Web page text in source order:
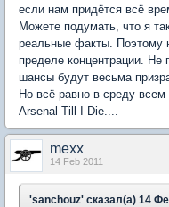
если нам придётся всё
Можете подумать, что я
реальные факты. Поэтому
пределе концентрации.
шансы будут весьма
Но всё равно в среду
Arsenal Till I Die....
mexx
14 Feb 2011
'sanchouz' сказал(а) 14